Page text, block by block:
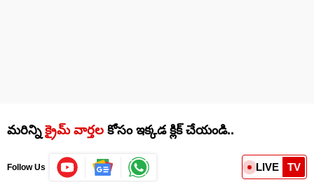
మరిన్ని క్రైమ్ వార్తల కోసం ఇక్కడ క్లిక్ చేయండి..
Follow Us LIVE TV